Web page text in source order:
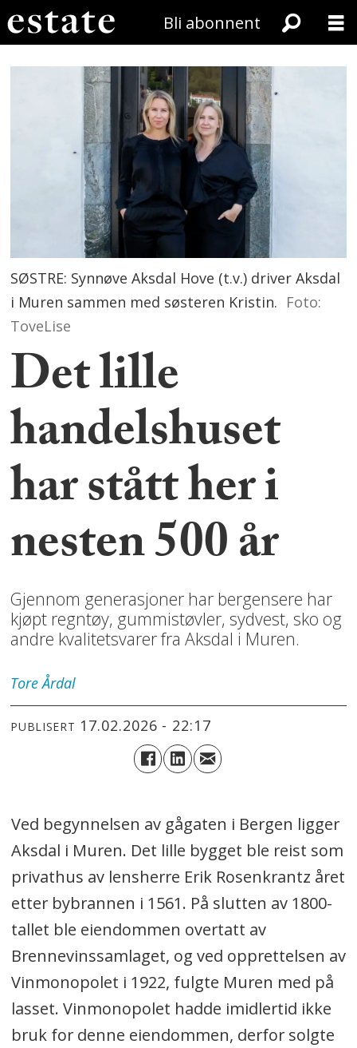
Bli abonnent
SØSTRE: Synnøve Aksdal Hove (t.v.) driver Aksdal
i Muren sammen med søsteren Kristin. Foto:
ToveLise
Det lille
handelshuset
har stått her i
nesten 500 år
Gjennom generasjoner har bergensere har
kjøpt regntøy, gummistøvler, sydvest, sko og
andre kvalitetsvarer fra Aksdal i Muren.
Tore Årdal
PUBLISERT 17.02.2026 - 22:17
Ved begynnelsen av gågaten i Bergen ligger
Aksdal i Muren. Det lille bygget ble reist som
privathus av lensherre Erik Rosenkrantz året
etter bybrannen i 1561. På slutten av 1800-
tallet ble eiendommen overtatt av
Brennevinssamlaget, og ved opprettelsen av
Vinmonopolet i 1922, fulgte Muren med på
lasset. Vinmonopolet hadde imidlertid ikke
bruk for denne eiendommen, derfor solgte